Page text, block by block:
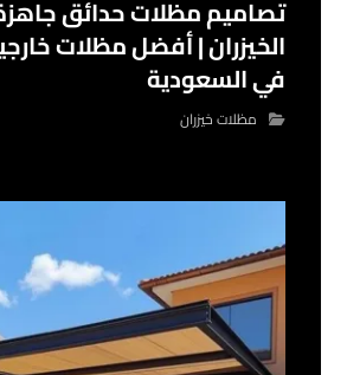
تصاميم مظلات حدائق
الخيزران | أفضل مظلات
في السعودية
مظلات خيزران